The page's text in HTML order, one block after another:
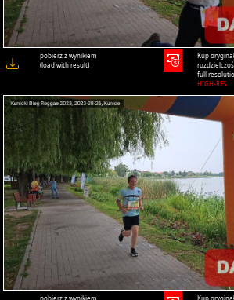
pobierz z wynikiem
(load with result)
Kup
full
HIGH-RES
pobierz z wynikiem Kup